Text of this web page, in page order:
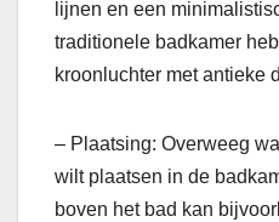
lijnen en een
traditionele badkamer
kroonluchter met antieke
– Plaatsing: Overweeg
wilt plaatsen in de
boven het bad kan